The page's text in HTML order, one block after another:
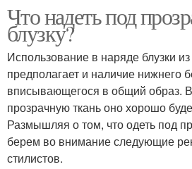
Что надеть под
блузку?
Использование в наряде блузки
предполагает и наличие нижнего
вписывающегося в общий образ.
прозрачную ткань оно хорошо
Размышляя о том, что одеть под
берем во внимание следующие
стилистов.